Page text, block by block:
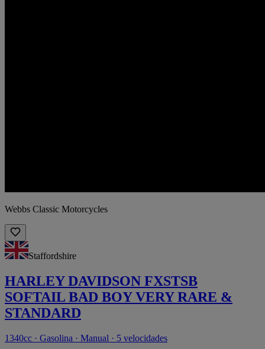
Webbs Classic Motorcycles
Staffordshire
HARLEY DAVIDSON FXSTSB
SOFTAIL BAD BOY VERY RARE &
STANDARD
1340cc · Gasolina · Manual · 5 velocidades